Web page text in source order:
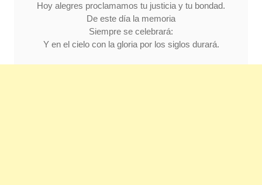
Hoy alegres proclamamos tu justicia y tu bondad.
De este día la memoria
Siempre se celebrará:
Y en el cielo con la gloria por los siglos durará.